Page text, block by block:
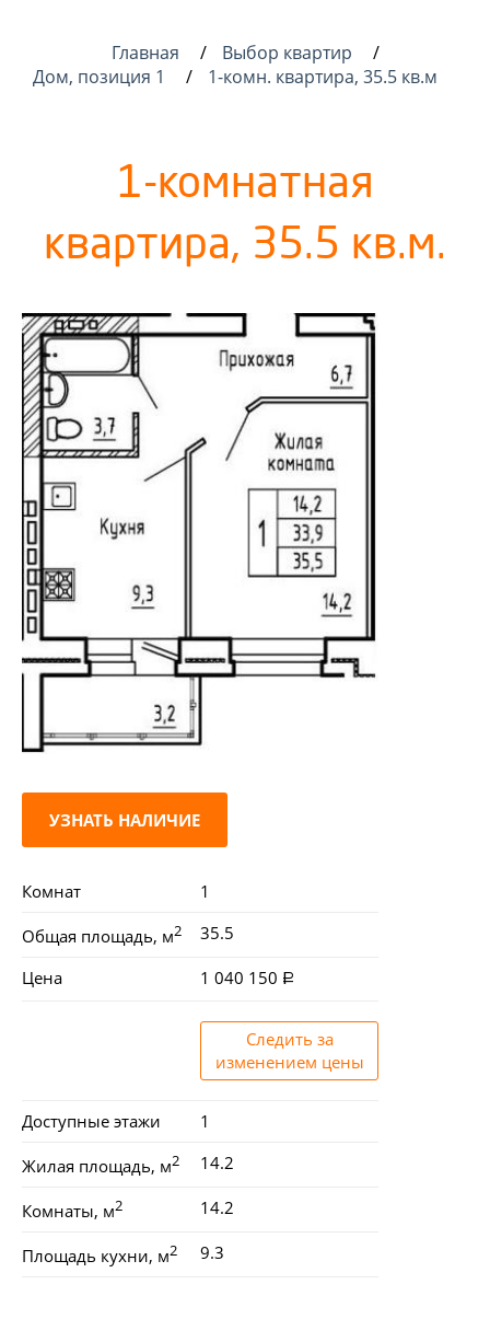
Главная
Выбор квартир
Дом, позиция 1
1-комн. квартира, 35.5 кв.м
1-комнатная
квартира, 35.5 кв.м.
УЗНАТЬ НАЛИЧИЕ
Комнат 1
Общая площадь, м2 35.5
Цена 1 040 150
Следить за
изменением цены
Доступные этажи 1
Жилая площадь, м2 14.2
Комнаты, м2 14.2
Площадь кухни, м2 9.3